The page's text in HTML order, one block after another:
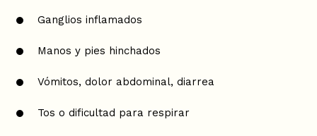
Ganglios inflamados
Manos y pies hinchados
Vómitos, dolor abdominal, diarrea
Tos o dificultad para respirar